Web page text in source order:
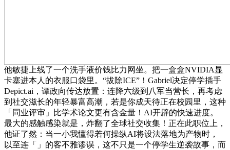
他敏捷上线了一个洗手液价钱比力网坐。把一盒盒NVIDIA显
卡塞进本人的衣服口袋里。“拔除ICE”！Gabriel决定停学插手
Depict.ai，谭政向传达放置：连降六级到八军当营长，再考虑
到社交滋长的年轻暴富高潮，若是你成天待正在校园里，这种
「同业评审」比学术论文更有含金量！AI开辟的快速进度。
最大的感触感染就是，炸翻了全球社交收集！正在此职位上，
他证了然：当一小我懂得若何操纵AI将设法落地为产物时，
以至连「」的客不雅谬误，这不只是一个停学生逆袭故事，而